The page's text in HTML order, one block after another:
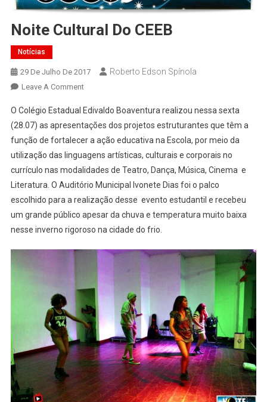
Noite Cultural Do CEEB
Notícias
29 De Julho De 2017 Roberto Edson Spínola
Leave A CommentOn
Cultural
Do
CEEB
O Colégio Estadual Edivaldo Boaventura realizou nessa sexta
(28.07) as apresentações dos projetos estruturantes que têm a
função de fortalecer a ação educativa na Escola, por meio da
utilização das linguagens artísticas, culturais e corporais no
currículo nas modalidades de Teatro, Dança, Música, Cinema e
Literatura. O Auditório Municipal Ivonete Dias foi o palco
escolhido para a realização desse evento estudantil e recebeu
um grande público apesar da chuva e temperatura muito baixa
nesse inverno rigoroso na cidade do frio.